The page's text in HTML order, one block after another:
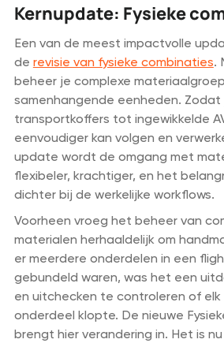
Kernupdate: Fysieke
Een van de meest impactvolle
de revisie van fysieke combinaties.
beheer je complexe
samenhangende eenheden.
transportkoffers tot ingewikkelde
eenvoudiger kan volgen en
update wordt de omgang met
flexibeler, krachtiger, en het
dichter bij de werkelijke workflows.
Voorheen vroeg het beheer van
materialen herhaaldelijk om
er meerdere onderdelen in een
gebundeld waren, was het een
en uitchecken te controleren of elk
onderdeel klopte. De nieuwe
brengt hier verandering in. Het is